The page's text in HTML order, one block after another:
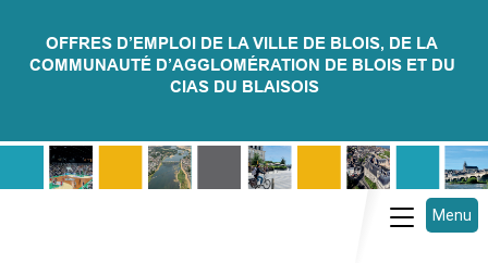
OFFRES D’EMPLOI DE LA VILLE DE BLOIS, DE LA
COMMUNAUTÉ D’AGGLOMÉRATION DE BLOIS ET DU
CIAS DU BLAISOIS
Toggle
Menu